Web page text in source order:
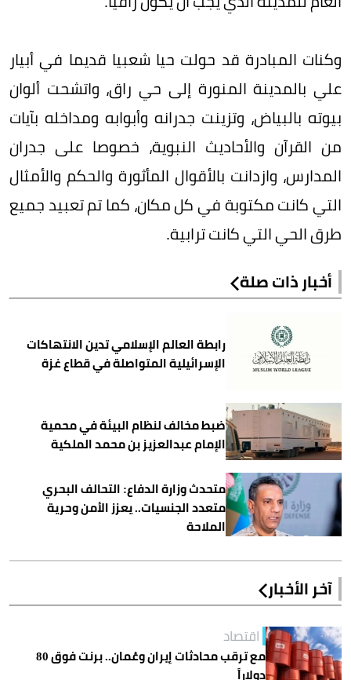
وكنات المبادرة قد حولت حيا شعبيا قديما في أبيار
علي بالمدينة المنورة إلى حي راق، واتشحت ألوان
بيوته بالبياض، وتزينت جدرانه وأبوابه ومداخله بآيات
من القرآن والأحاديث النبوية، خصوصا على جدران
المدارس، وازدانت بالأقوال المأثورة والحكم والأمثال
التي كانت مكتوبة في كل مكان، كما تم تعبيد جميع
طرق الحي التي كانت ترابية.
أخبار ذات صلة
رابطة العالم الإسلامي تدين الانتهاكات
الإسرائيلية المتواصلة في قطاع غزة
ضبط مخالف لنظام البيئة في محمية
الإمام عبدالعزيز بن محمد الملكية
متحدث وزارة الدفاع: التحالف البحري
متعدد الجنسيات.. يعزز الأمن وحرية
الملاحة
آخر الأخبار
اقتصاد
مع ترقب محادثات إيران وعُمان.. برنت فوق 80
دولاراً